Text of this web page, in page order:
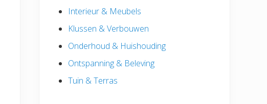
Interieur & Meubels
Klussen & Verbouwen
Onderhoud & Huishouding
Ontspanning & Beleving
Tuin & Terras